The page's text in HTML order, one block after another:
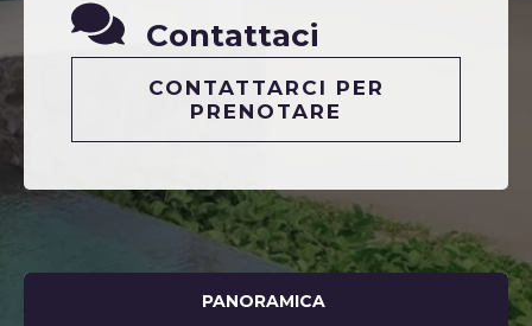
Contattaci
CONTATTARCI PER
PRENOTARE
PANORAMICA